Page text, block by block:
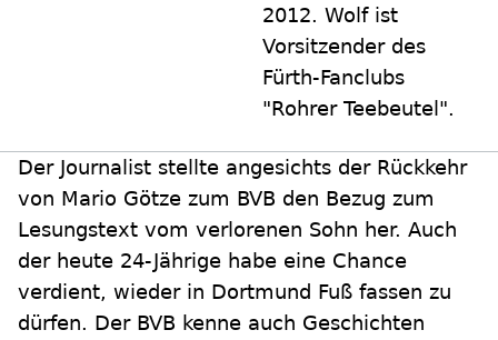
2012. Wolf ist
Vorsitzender des
Fürth-Fanclubs
"Rohrer Teebeutel".
Der Journalist stellte angesichts der Rückkehr
von Mario Götze zum BVB den Bezug zum
Lesungstext vom verlorenen Sohn her. Auch
der heute 24-Jährige habe eine Chance
verdient, wieder in Dortmund Fuß fassen zu
dürfen. Der BVB kenne auch Geschichten